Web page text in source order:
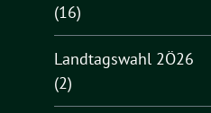
(16)
Landtagswahl 2Ö26
(2)